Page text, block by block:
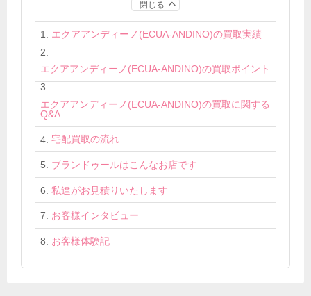
閉じる
エクアアンディーノ(ECUA-ANDINO)の買取実績
エクアアンディーノ(ECUA-ANDINO)の買取ポイント
エクアアンディーノ(ECUA-ANDINO)の買取に関する
Q&A
宅配買取の流れ
ブランドゥールはこんなお店です
私達がお見積りいたします
お客様インタビュー
お客様体験記